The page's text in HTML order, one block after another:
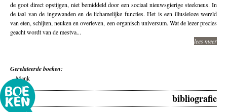
de goot direct opstijgen, niet bemiddeld door een sociaal nieuwsgierige steekneus. In
de taal van de ingewanden en de lichamelijke functies. Het is een illusieloze wereld
van eten, schijten, neuken en overleven, een organisch universum. Wat de lezer precies
geacht wordt van de mestva...
lees meer
Gerelateerde boeken:
-Mank
bibliografie